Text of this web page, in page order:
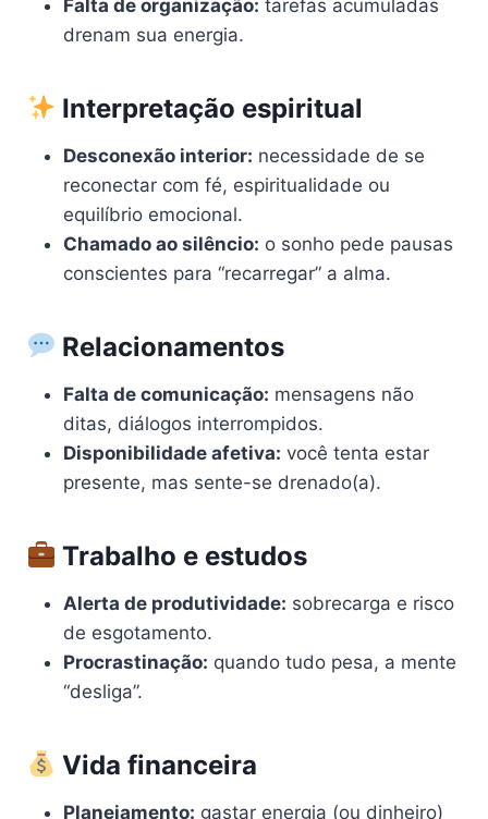
Falta de organização: tarefas acumuladas
drenam sua energia.
Interpretação espiritual
Desconexão interior: necessidade de se
reconectar com fé, espiritualidade ou
equilíbrio emocional.
Chamado ao silêncio: o sonho pede pausas
conscientes para “recarregar” a alma.
Relacionamentos
Falta de comunicação: mensagens não
ditas, diálogos interrompidos.
Disponibilidade afetiva: você tenta estar
presente, mas sente-se drenado(a).
Trabalho e estudos
Alerta de produtividade: sobrecarga e risco
de esgotamento.
Procrastinação: quando tudo pesa, a mente
“desliga”.
Vida financeira
Planejamento: gastar energia (ou dinheiro)